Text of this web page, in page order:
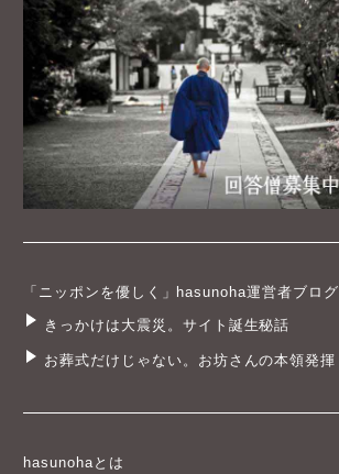
「ニッポンを優しく」hasunoha運営者ブログ
きっかけは大震災。サイト誕生秘話
お葬式だけじゃない。お坊さんの本領発揮
hasunohaとは